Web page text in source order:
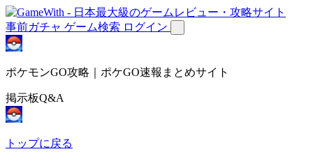
事前ガチャ ゲーム検索 ログイン
ポケモンGO攻略｜ポケGO速報まとめサイト
掲示板Q&A
トップに戻る